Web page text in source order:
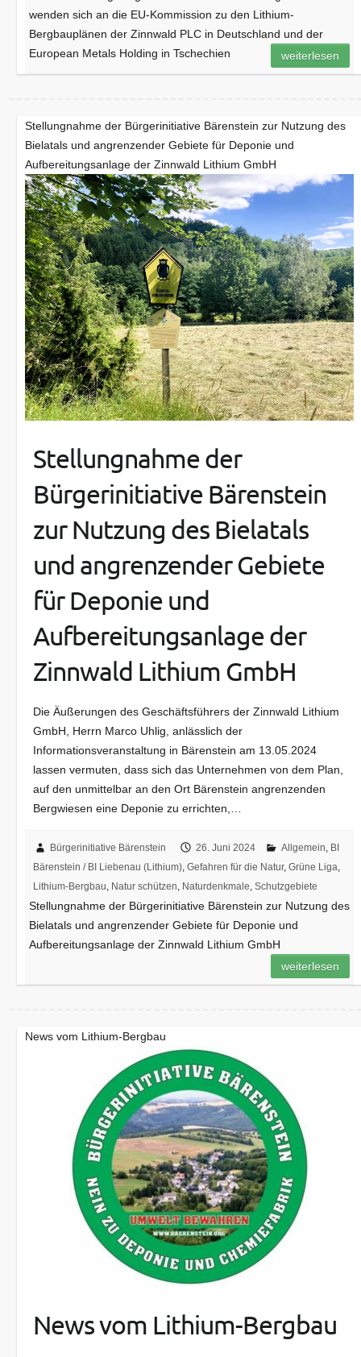
wenden sich an die EU-Kommission zu den Lithium-
Bergbauplänen der Zinnwald PLC in Deutschland und der
European Metals Holding in Tschechien
weiterlesen
Stellungnahme der Bürgerinitiative Bärenstein zur Nutzung des
Bielatals und angrenzender Gebiete für Deponie und
Aufbereitungsanlage der Zinnwald Lithium GmbH
Stellungnahme der
Bürgerinitiative Bärenstein
zur Nutzung des Bielatals
und angrenzender Gebiete
für Deponie und
Aufbereitungsanlage der
Zinnwald Lithium GmbH
Die Äußerungen des Geschäftsführers der Zinnwald Lithium
GmbH, Herrn Marco Uhlig, anlässlich der
Informationsveranstaltung in Bärenstein am 13.05.2024
lassen vermuten, dass sich das Unternehmen von dem Plan,
auf den unmittelbar an den Ort Bärenstein angrenzenden
Bergwiesen eine Deponie zu errichten,…
Bürgerinitiative Bärenstein 26. Juni 2024 Allgemein BI
Bärenstein / BI Liebenau (Lithium) ,Gefahren für die Natur,Grüne Liga
Lithium-Bergbau Natur schützen Naturdenkmale ,Schutzgebiete
Stellungnahme der Bürgerinitiative Bärenstein zur Nutzung des
Bielatals und angrenzender Gebiete für Deponie und
Aufbereitungsanlage der Zinnwald Lithium GmbH
weiterlesen
News vom Lithium-Bergbau
News vom Lithium-Bergbau